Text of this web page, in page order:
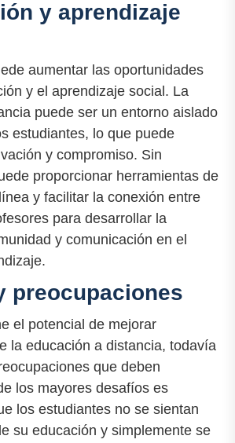
y aprendizaje
aumentar las oportunidades
y el aprendizaje social. La
puede ser un entorno aislado
estudiantes, lo que puede
y compromiso. Sin
proporcionar herramientas de
y facilitar la conexión entre
para desarrollar la
y comunicación en el
preocupaciones
el potencial de mejorar
la educación a distancia, todavía
que deben
los mayores desafíos es
los estudiantes no se sientan
su educación y simplemente se